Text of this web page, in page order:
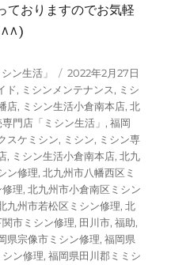
ておりますのでお気軽
ン生活」
投
稿
日:
2022年2月27日
ド, ミシンメンテナンス, ミシ
店, ミシン生活小倉南本店,北
門店「ミシン生活」 ,福岡
スケミシン, ミシン, ミシン専
, ミシン生活小倉南本店,北九
ン修理,北九州市八幡西区ミ
理,北九州市小倉南区ミシン
九州市若松区ミシン修理,北
市ミシン修理, 田川市,福助,
県宗像市ミシン修理,福岡県
ン修理,福岡県田川郡ミミシ